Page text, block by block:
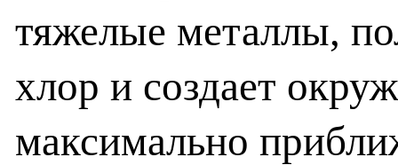
тяжелые металлы,
хлор и создает
максимально